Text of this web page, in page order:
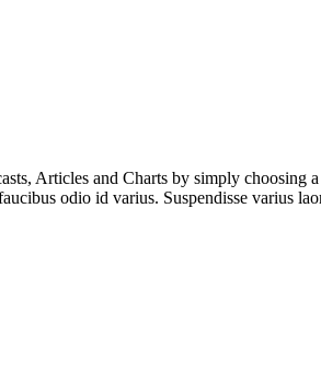
Articles and Charts by simply choosing
odio id varius. Suspendisse varius